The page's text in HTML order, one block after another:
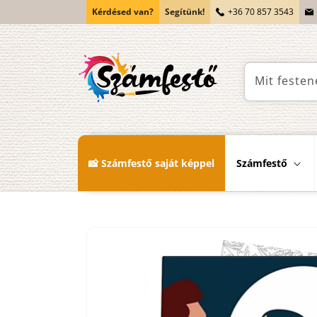
tartalomhoz
Kérdésed van? Segítünk! +36 70 857 3543
Mit
📸 Számfestő saját képpel Számfestő
termékadatokra